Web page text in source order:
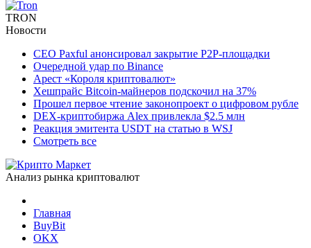
TRON
Новости
CEO Paxful анонсировал закрытие P2P-площадки
Очередной удар по Binance
Арест «Короля криптовалют»
Хешпрайс Bitcoin-майнеров подскочил на 37%
Прошел первое чтение законопроект о цифровом рубле
DEX-криптобиржа Alex привлекла $2.5 млн
Реакция эмитента USDT на статью в WSJ
Смотреть все
Анализ рынка криптовалют
Главная
BuyBit
OKX